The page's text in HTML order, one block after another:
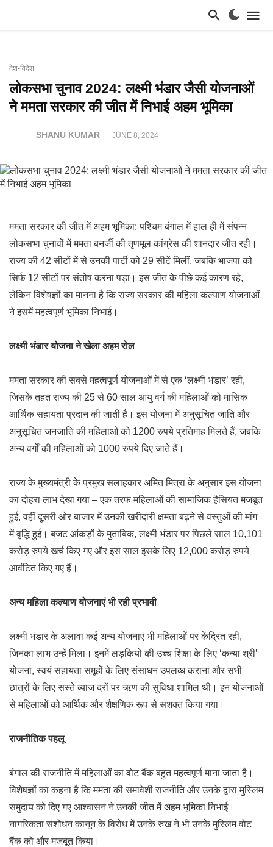
देश-विदेश
लोकसभा चुनाव 2024: लक्ष्मी भंडार जैसी योजनाओं
ने ममता सरकार की जीत में निभाई अहम भूमिका
SHANU KUMAR JUNE 8, 2024
ममता सरकार की जीत में अहम भूमिका: पश्चिम बंगाल में हाल ही में संपन्न
लोकसभा चुनावों में ममता बनर्जी की तृणमूल कांग्रेस की शानदार जीत रही।
राज्य की 42 सीटों में से उनकी पार्टी को 29 सीटें मिलीं, जबकि भाजपा को
सिर्फ 12 सीटों पर संतोष करना पड़ा। इस जीत के पीछे कई कारण रहे,
लेकिन विशेषज्ञों का मानना है कि राज्य सरकार की महिला कल्याण योजनाओं
ने इसमें महत्वपूर्ण भूमिका निभाई।
लक्ष्मी भंडार योजना ने खेला अहम रोल
ममता सरकार की सबसे महत्वपूर्ण योजनाओं में से एक ‘लक्ष्मी भंडार’ रही,
जिसके तहत राज्य की 25 से 60 साल आयु वर्ग की महिलाओं को मासिक
आर्थिक सहायता प्रदान की जाती है। इस योजना में अनुसूचित जाति और
अनुसूचित जनजाति की महिलाओं को 1200 रुपये प्रतिमाह मिलते हैं, जबकि
अन्य वर्गों की महिलाओं को 1000 रुपये दिए जाते हैं।
राज्य के मुख्यमंत्री के प्रमुख सलाहकार अमित मित्रा के अनुसार इस योजना
का दोहरा लाभ देखा गया – एक तरफ महिलाओं की सामाजिक हैसियत मजबूत
हुई, वहीं दूसरी ओर बाजार में उनकी खरीदारी क्षमता बढ़ने से वस्तुओं की मांग
में वृद्धि हुई। बजट आंकड़ों के मुताबिक, लक्ष्मी भंडार पर पिछले साल 10,101
करोड़ रुपये खर्च किए गए और इस साल इसके लिए 12,000 करोड़ रुपये
आवंटित किए गए हैं।
अन्य महिला कल्याण योजनाएं भी रही प्रभावी
लक्ष्मी भंडार के अलावा कई अन्य योजनाएं भी महिलाओं पर केंद्रित रहीं,
जिनका लाभ उन्हें मिला। इनमें लड़कियों की उच्च शिक्षा के लिए ‘कन्या श्री’
योजना, स्वयं सहायता समूहों के लिए संसाधन उपलब्ध कराना और सभी
छात्रों के लिए सस्ते ब्याज दरों पर ऋण की सुविधा शामिल थी। इन योजनाओं
से महिलाओं को आर्थिक और शैक्षणिक रूप से सशक्त किया गया।
राजनीतिक पहलू
बंगाल की राजनीति में महिलाओं का वोट बैंक बहुत महत्वपूर्ण माना जाता है।
विशेषज्ञों का कहना है कि ममता की समावेशी राजनीति और उनके द्वारा मुस्लिम
समुदाय को दिए गए आश्वासन ने उनकी जीत में अहम भूमिका निभाई।
नागरिकता संशोधन कानून के विरोध में उनके रुख ने भी उनके मुस्लिम वोट
बैंक को और मजबूत किया।